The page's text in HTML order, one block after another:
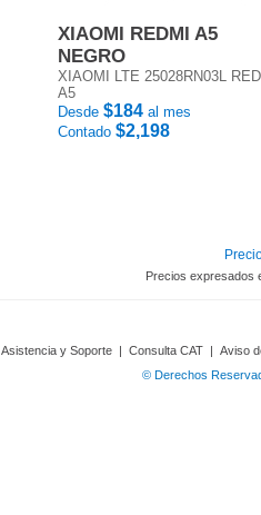
XIAOMI REDMI A5
NEGRO
XIAOMI LTE 25028RN03L
A5
Desde $184 al mes
Contado $2,198
Precios expresados
Asistencia y Soporte | Consulta CAT | Aviso
© Derechos